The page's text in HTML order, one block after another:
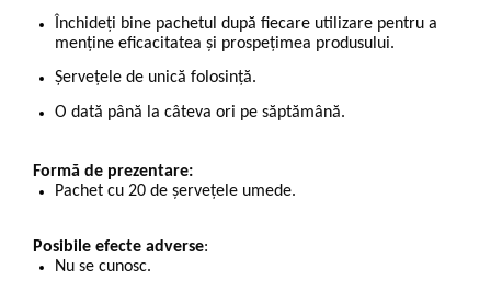
Închideți bine pachetul după fiecare utilizare pentru a
menține eficacitatea și prospețimea produsului.
Șervețele de unică folosință.
O dată până la câteva ori pe săptămână.
Formă de prezentare:
Pachet cu 20 de șervețele umede.
Posibile efecte adverse:
Nu se cunosc.